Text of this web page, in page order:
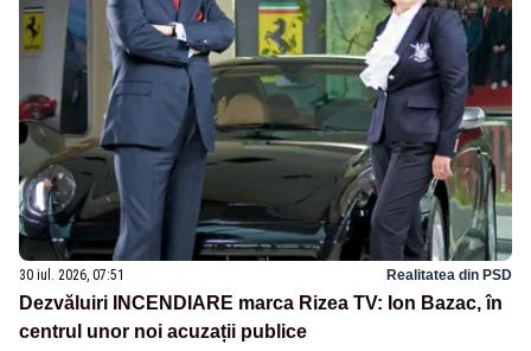
30 iul. 2026, 07:51 Realitatea din PSD
Dezvăluiri INCENDIARE marca Rizea TV: Ion Bazac, în
centrul unor noi acuzații publice